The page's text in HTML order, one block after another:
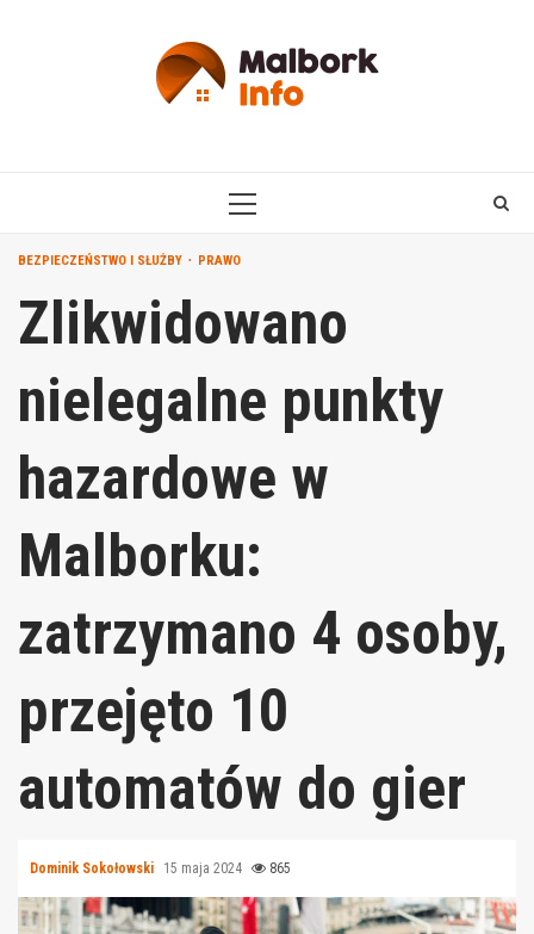
PRIMARY
BEZPIECZEŃSTWO I SŁUŻBY PRAWO
Zlikwidowano
nielegalne punkty
hazardowe w
Malborku:
zatrzymano 4 osoby,
przejęto 10
automatów do gier
Dominik Sokołowski 15 maja 2024 865